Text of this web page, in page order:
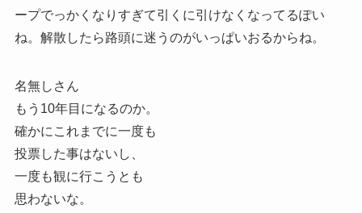
ープでっかくなりすぎて引くに引けなくなってるぽい
ね。解散したら路頭に迷うのがいっぱいおるからね。
名無しさん
もう10年目になるのか。
確かにこれまでに一度も
投票した事はないし、
一度も観に行こうとも
思わないな。